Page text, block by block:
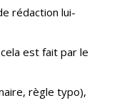
rédaction lui-
est fait par le
règle typo),